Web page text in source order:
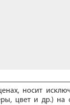
носит
цвет и др.) на